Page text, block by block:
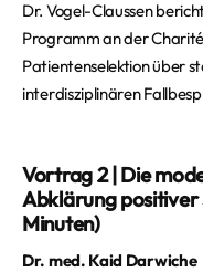
Dr. Vogel-Claussen
Programm an der
Patientenselektion über
interdisziplinären
Vortrag 2 | Die
Abklärung positiver
Minuten)
Dr. med. Kaid Darwiche